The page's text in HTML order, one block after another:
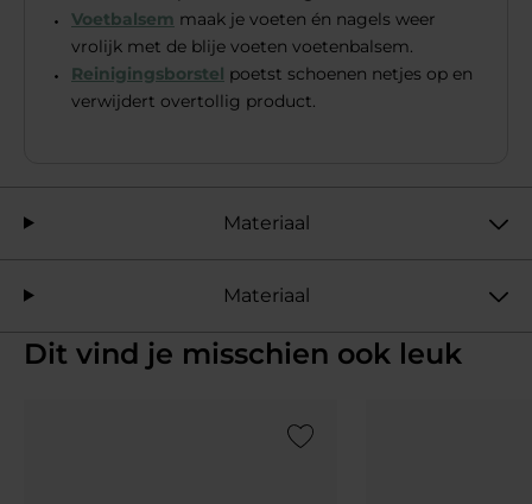
Voetbalsem maak je voeten én nagels weer
vrolijk met de blije voeten voetenbalsem.
Reinigingsborstel poetst schoenen netjes op en
verwijdert overtollig product.
Materiaal
Materiaal
Dit vind je misschien ook leuk
Add to Wishlist